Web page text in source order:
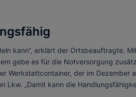
kann“, erklärt der Ortsbeauftragte.
gebe es für die Notversorgung
Werkstattcontainer, der im
Lkw. „Damit kann die